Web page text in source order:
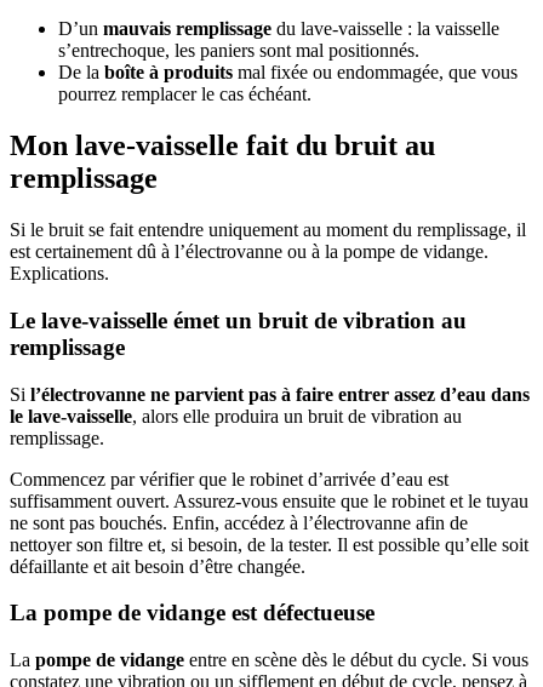
D’un mauvais remplissage du lave-vaisselle : la vaisselle
s’entrechoque, les paniers sont mal positionnés.
De la boîte à produits mal fixée ou endommagée, que vous
pourrez remplacer le cas échéant.
Mon lave-vaisselle fait du bruit au
remplissage
Si le bruit se fait entendre uniquement au moment du remplissage, il
est certainement dû à l’électrovanne ou à la pompe de vidange.
Explications.
Le lave-vaisselle émet un bruit de vibration au
remplissage
Si l’électrovanne ne parvient pas à faire entrer assez d’eau dans
le lave-vaisselle, alors elle produira un bruit de vibration au
remplissage.
Commencez par vérifier que le robinet d’arrivée d’eau est
suffisamment ouvert. Assurez-vous ensuite que le robinet et le tuyau
ne sont pas bouchés. Enfin, accédez à l’électrovanne afin de
nettoyer son filtre et, si besoin, de la tester. Il est possible qu’elle soit
défaillante et ait besoin d’être changée.
La pompe de vidange est défectueuse
La pompe de vidange entre en scène dès le début du cycle. Si vous
constatez une vibration ou un sifflement en début de cycle, pensez à